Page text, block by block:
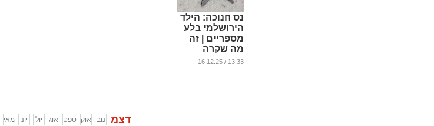
נס חנוכה: הילד
הירושלמי בלע
מספריים | זה
מה שקרה
בהמשך
13:33 / 16.12.25
מאי יונ יול אוג ספט אוק נוב דצמ